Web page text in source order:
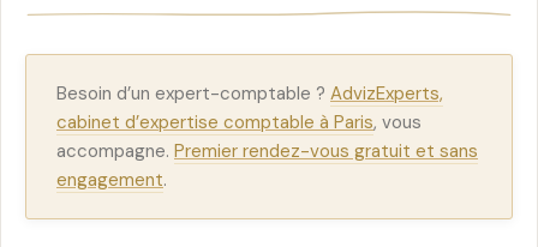
Besoin d’un expert-comptable ? AdvizExperts,
cabinet d’expertise comptable à Paris, vous
accompagne. Premier rendez-vous gratuit et sans
engagement.